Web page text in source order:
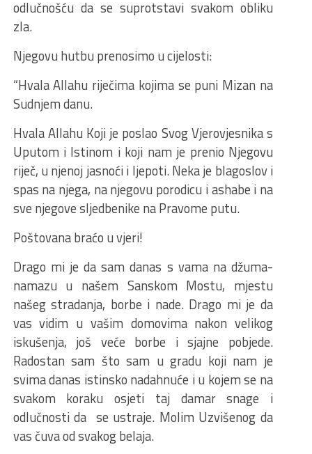
odlučnošću da se suprotstavi svakom obliku
zla.
Njegovu hutbu prenosimo u cijelosti:
“Hvala Allahu riječima kojima se puni Mizan na
Sudnjem danu.
Hvala Allahu Koji je poslao Svog Vjerovjesnika s
Uputom i Istinom i koji nam je prenio Njegovu
riječ, u njenoj jasnoći i ljepoti. Neka je blagoslov i
spas na njega, na njegovu porodicu i ashabe i na
sve njegove sljedbenike na Pravome putu.
Poštovana braćo u vjeri!
Drago mi je da sam danas s vama na džuma-
namazu u našem Sanskom Mostu, mjestu
našeg stradanja, borbe i nade. Drago mi je da
vas vidim u vašim domovima nakon velikog
iskušenja, još veće borbe i sjajne pobjede.
Radostan sam što sam u gradu koji nam je
svima danas istinsko nadahnuće i u kojem se na
svakom koraku osjeti taj damar snage i
odlučnosti da se ustraje. Molim Uzvišenog da
vas čuva od svakog belaja.